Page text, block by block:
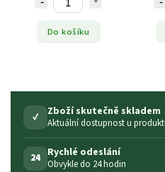
Do košíku
✓ Zboží skutečně skladem
Aktuální dostupnost u
24 Rychlé odeslání
Obvykle do 24 hodin